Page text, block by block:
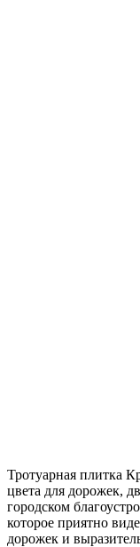
Тротуарная плитка
цвета для дорожек,
городском
которое приятно
дорожек и